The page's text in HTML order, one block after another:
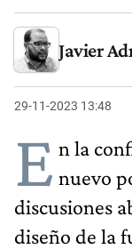
Javier
29-11-2023 13:48
E n la
nuevo
discusiones
diseño de la